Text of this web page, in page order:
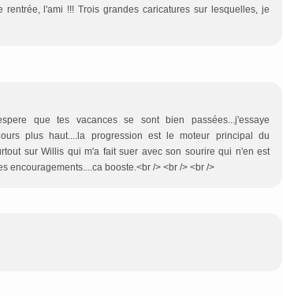
l'ami !!! Trois grandes caricatures sur lesquelles, je
que tes vacances se sont bien passées...j'essaye
plus haut....la progression est le moteur principal du
sur Willis qui m'a fait suer avec son sourire qui n'en est
encouragements....ca booste.<br /> <br /> <br />